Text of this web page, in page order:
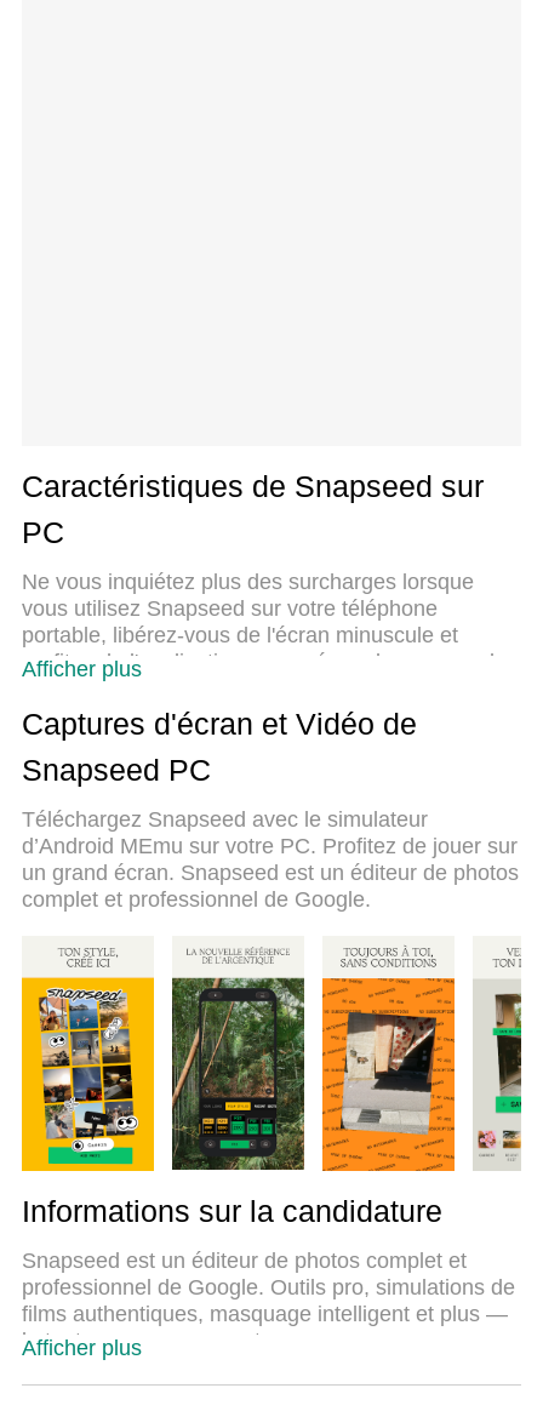
Caractéristiques de Snapseed sur
PC
Ne vous inquiétez plus des surcharges lorsque
vous utilisez Snapseed sur votre téléphone
portable, libérez-vous de l'écran minuscule et
profitez de l'application sur un écran beaucoup plus
grand. Désormais, vous pouvez utiliser votre
application en plein écran avec le clavier et la
souris. MEmu vous offre toutes les fonctionnalités
surprenantes que vous attendiez : installation
intuitives, plus de limitations de batterie, de
données mobiles et d'appels dérangeants. Le tout
nouveau MEmu 9 est le meilleur choix pour utiliser
Snapseed sur votre ordinateur. Codé avec notre
d'ouvrir 2 ou plusieurs comptes en même temps. Et
le plus important, notre moteur d'émulation exclusif
peut libérer tout le potentiel de votre PC, rendre
tout cela fluide et agréable.
Afficher plus
Captures d'écran et Vidéo de
Snapseed PC
Téléchargez Snapseed avec le simulateur
d’Android MEmu sur votre PC. Profitez de jouer sur
un grand écran. Snapseed est un éditeur de photos
complet et professionnel de Google.
Informations sur la candidature
Snapseed est un éditeur de photos complet et
professionnel de Google. Outils pro, simulations de
films authentiques, masquage intelligent et plus —
le tout sans engagement.
Afficher plus